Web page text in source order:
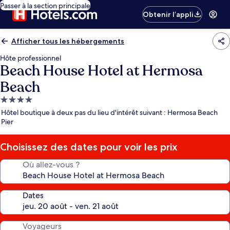
Passer à la section principale
Obtenir l’appli
Afficher tous les hébergements
Hôte professionnel
Beach House Hotel at Hermosa
Beach
Hébergement
4.0 étoiles
Hôtel boutique à deux pas du lieu d'intérêt suivant : Hermosa Beach
Pier
Choisissez des dates pour voir les prix
Où allez-vous ?
Dates
Voyageurs